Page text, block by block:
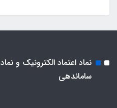
نماد اعتماد الکترونیک و نماد
ساماندهی